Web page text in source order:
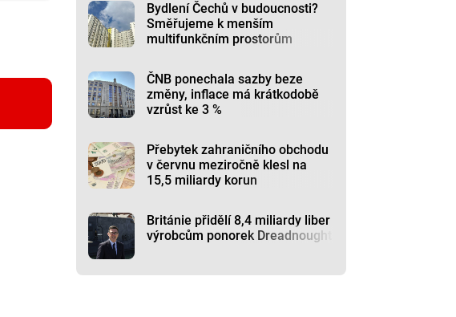
Bydlení Čechů v budoucnosti?
Směřujeme k menším
multifunkčním prostorům
ČNB ponechala sazby beze
změny, inflace má krátkodobě
vzrůst ke 3 %
Přebytek zahraničního obchodu
v červnu meziročně klesl na
15,5 miliardy korun
Británie přidělí 8,4 miliardy liber
výrobcům ponorek Dreadnought